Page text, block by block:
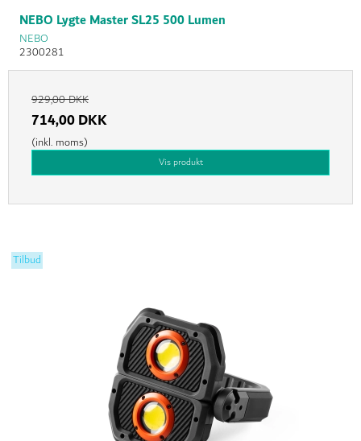
NEBO Lygte Master SL25 500 Lumen
NEBO
2300281
929,00 DKK
714,00 DKK
(inkl. moms)
Vis produkt
Tilbud